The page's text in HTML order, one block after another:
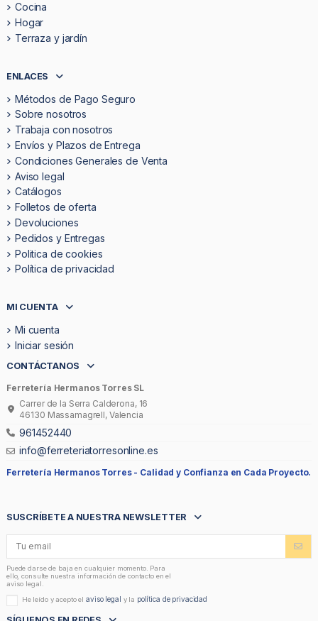
Cocina
Hogar
Terraza y jardín
ENLACES
Métodos de Pago Seguro
Sobre nosotros
Trabaja con nosotros
Envíos y Plazos de Entrega
Condiciones Generales de Venta
Aviso legal
Catálogos
Folletos de oferta
Devoluciones
Pedidos y Entregas
Politica de cookies
Política de privacidad
MI CUENTA
Mi cuenta
Iniciar sesión
CONTÁCTANOS
Ferretería Hermanos Torres SL
Carrer de la Serra Calderona, 16
46130 Massamagrell, Valencia
961452440
info@ferreteriatorresonline.es
Ferretería Hermanos Torres - Calidad y Confianza en Cada Proyecto.
SUSCRÍBETE A NUESTRA NEWSLETTER
Puede darse de baja en cualquier momento. Para
ello, consulte nuestra información de contacto en el
aviso legal.
He leído y acepto elaviso legal y la política de privacidad